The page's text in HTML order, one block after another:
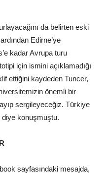
da belirten eski
Edirne’ye
kadar Avrupa turu
için ismini açıklamadığı
ettiğini kaydeden Tuncer,
önemli bir
sergileyeceğiz. Türkiye
diye konuşmuştu.
sayfasındaki mesajda,